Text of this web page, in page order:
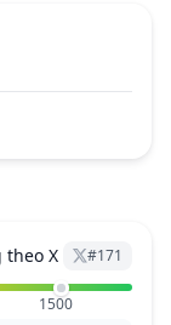
theo X #171
1500